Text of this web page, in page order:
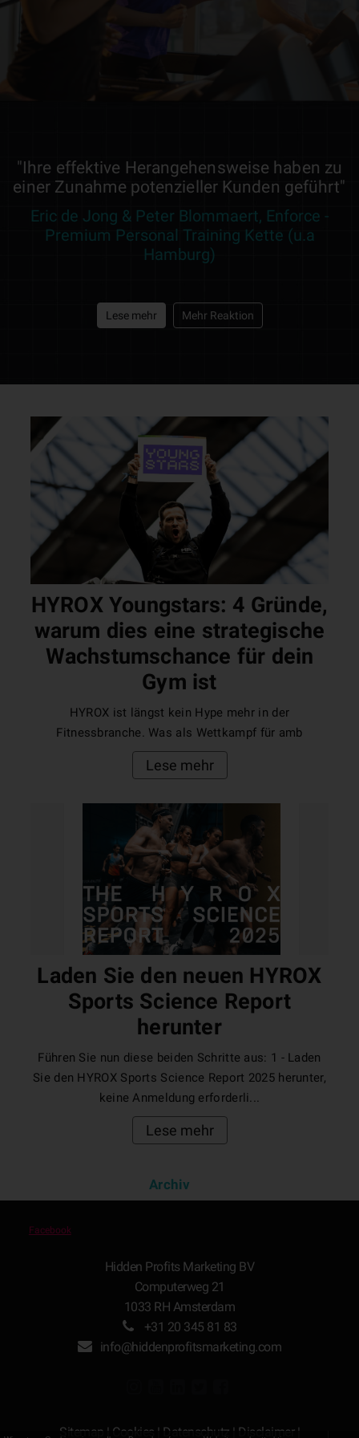
"Ihre effektive Herangehensweise haben zu
einer Zunahme potenzieller Kunden geführt"
Eric de Jong & Peter Blommaert, Enforce -
Premium Personal Training Kette (u.a
Hamburg)
Lese mehr Mehr Reaktion
HYROX Youngstars: 4 Gründe,
warum dies eine strategische
Wachstumschance für dein
Gym ist
HYROX ist längst kein Hype mehr in der
Fitnessbranche. Was als Wettkampf für amb
Lese mehr
Laden Sie den neuen HYROX
Sports Science Report
herunter
Führen Sie nun diese beiden Schritte aus: 1 - Laden
Sie den HYROX Sports Science Report 2025 herunter,
keine Anmeldung erforderli...
Lese mehr
Archiv
Facebook
Hidden Profits Marketing BV
Computerweg 21
1033 RH Amsterdam
+31 20 345 81 83
info@hiddenprofitsmarketing.com
Sitemap | Cookies | Datenschutz | Disclaimer |